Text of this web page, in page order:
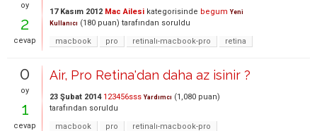
oy
2
cevap
17 Kasım 2012 Mac Ailesi kategorisinde begum Yeni
Kullanıcı (180 puan) tarafından soruldu
macbook
pro retinalı-macbook-pro retina
0
oy
1
cevap
Air, Pro Retina'dan daha az isinir ?
23 Şubat 2014 123456sss Yardımcı (1,080 puan)
tarafından soruldu
macbook
pro
retinalı-macbook-pro